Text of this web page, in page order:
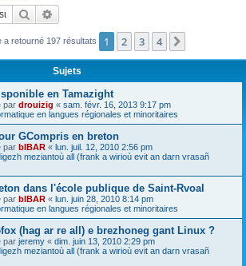
c
Rechercher
a retourné 197 résultats 1 2 3 4
Sujets
en Tamazight
par drouizig « sam. févr. 16, 2013 9:17 pm
en langues régionales et minoritaires
GCompris en breton
par bIBAR « lun. juil. 12, 2010 2:56 pm
meziantoù all (frank a wirioù evit an darn vrasañ
dans l'école publique de Saint-Rvoal
par bIBAR « lun. juin 28, 2010 8:14 pm
en langues régionales et minoritaires
(hag ar re all) e brezhoneg gant Linux ?
par jeremy « dim. juin 13, 2010 2:29 pm
meziantoù all (frank a wirioù evit an darn vrasañ